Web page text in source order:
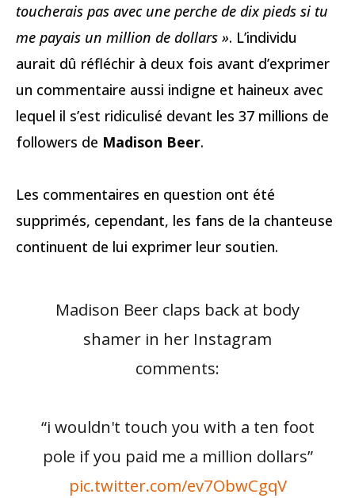
toucherais pas avec une perche de dix pieds si tu
me payais un million de dollars ». L’individu
aurait dû réfléchir à deux fois avant d’exprimer
un commentaire aussi indigne et haineux avec
lequel il s’est ridiculisé devant les 37 millions de
followers de Madison Beer.
Les commentaires en question ont été
supprimés, cependant, les fans de la chanteuse
continuent de lui exprimer leur soutien.
Madison Beer claps back at body
shamer in her Instagram
comments:
“i wouldn't touch you with a ten foot
pole if you paid me a million dollars”
pic.twitter.com/ev7ObwCgqV